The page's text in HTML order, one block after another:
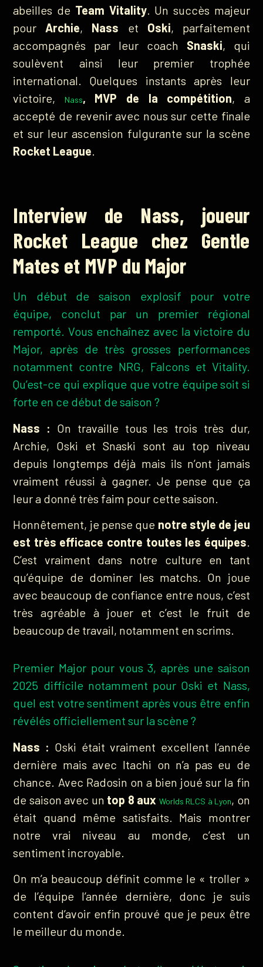
abeilles de Team Vitality. Un succès majeur
pour Archie, Nass et Oski, parfaitement
accompagnés par leur coach Snaski, qui
soulèvent ainsi leur premier trophée
international. Quelques instants après leur
victoire,
Nass, MVP de la compétition, a
accepté de revenir avec nous sur cette finale
et sur leur ascension fulgurante sur la scène
Rocket League
Interview de Nass, joueur
Rocket League chez Gentle
Mates et MVP du Major
Un début de saison explosif pour votre
équipe, conclut par un premier régional
remporté. Vous enchaînez avec la victoire du
Major, après de très grosses performances
notamment contre NRG, Falcons et Vitality.
Qu’est-ce qui explique que votre équipe soit si
forte en ce début de saison ?
Nass : On travaille tous les trois très dur,
Archie, Oski et Snaski sont au top niveau
depuis longtemps déjà mais ils n’ont jamais
vraiment réussi à gagner. Je pense que ça
leur a donné très faim pour cette saison.
Honnêtement, je pense que notre style de jeu
est très efficace contre toutes les équipes.
C’est vraiment dans notre culture en tant
qu’équipe de dominer les matchs. On joue
avec beaucoup de confiance entre nous, c’est
très agréable à jouer et c’est le fruit de
beaucoup de travail, notamment en scrims.
Premier Major pour vous 3, après une saison
2025 difficile notamment pour Oski et Nass,
quel est votre sentiment après vous être enfin
révélés officiellement sur la scène ?
Nass : Oski était vraiment excellent l’année
dernière mais avec Itachi on n’a pas eu de
chance. Avec Radosin on a bien joué sur la fin
de saison avec un top 8 aux Worlds RLCS à Lyon, on
était quand même satisfaits. Mais montrer
notre vrai niveau au monde, c’est un
sentiment incroyable.
On m’a beaucoup définit comme le « troller »
de l’équipe l’année dernière, donc je suis
content d’avoir enfin prouvé que je peux être
le meilleur du monde.